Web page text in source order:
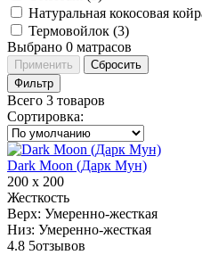
Натуральная кокосовая
Термовойлок (3)
Выбрано 0 матрасов
Применить
Сбросить
Фильтр
Всего 3 товаров
Сортировка:
Dark Moon (Дарк Мун)
200 х 200
Жесткость
Верх: Умеренно-жесткая
Низ: Умеренно-жесткая
4.8 5отзывов